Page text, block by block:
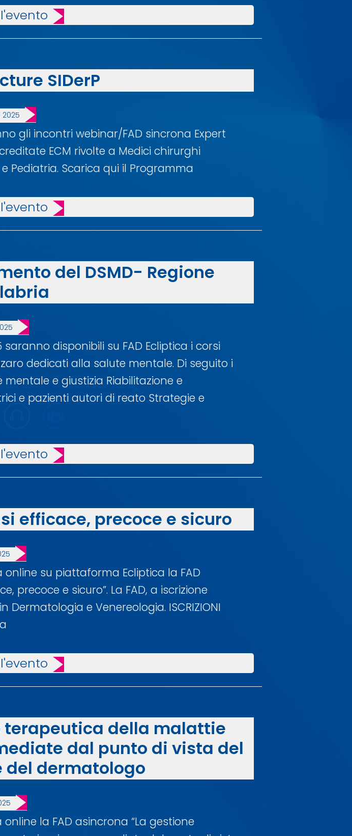
SIDerP
gli incontri webinar/FAD sincrona Expert
ECM rivolte a Medici chirurghi
Pediatria. Scarica qui il Programma
del DSMD- Regione
disponibili su FAD Ecliptica i corsi
dedicati alla salute mentale. Di seguito i
e giustizia Riabilitazione e
e pazienti autori di reato Strategie e
efficace, precoce e sicuro
su piattaforma Ecliptica la FAD
precoce e sicuro”. La FAD, a iscrizione
e Venereologia. ISCRIZIONI
terapeutica della malattie
dal punto di vista del
del dermatologo
la FAD asincrona “La gestione